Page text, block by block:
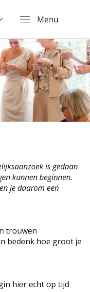
Menu
is gedaan
kunnen beginnen.
je daarom een
trouwen
bedenk hoe groot je
hier echt op tijd